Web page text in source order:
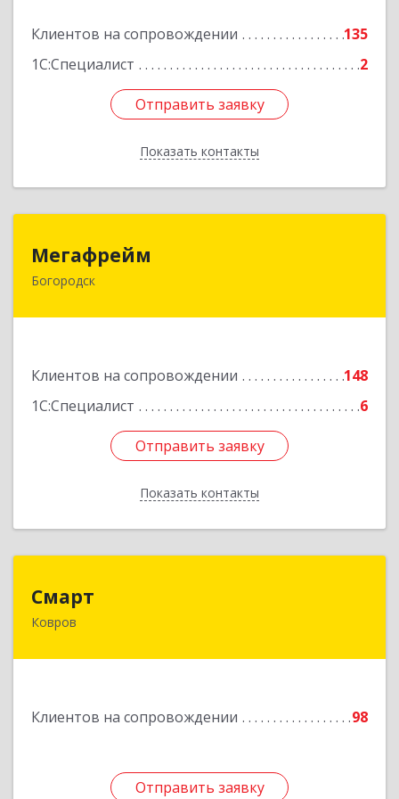
Клиентов на сопровождении
135
1С:Специалист
2
Отправить заявку
Показать контакты
Отправить заявку
Назад
Мегафрейм
Богородск
Клиентов на сопровождении
148
1С:Специалист
6
Отправить заявку
Показать контакты
607600, Нижегородская обл, Богородск г,
Отправить заявку
Назад
Смарт
Ковров
Клиентов на сопровождении 98
Отправить заявку
601900, Владимирская обл, Ковров г, Труда ул,
Отправить заявку